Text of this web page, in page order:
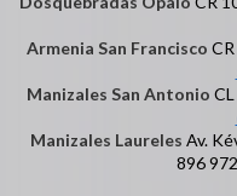
Armenia San Francisco
Manizales San Antonio
Manizales Laureles Av.
896